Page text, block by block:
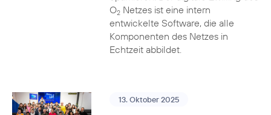
O2Netzes ist eine intern
entwickelte Software, die alle
Komponenten des Netzes in
Echtzeit abbildet.
13. Oktober 2025